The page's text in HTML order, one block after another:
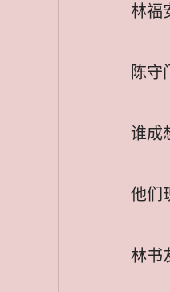
林福
陈守
谁成
他们
林书